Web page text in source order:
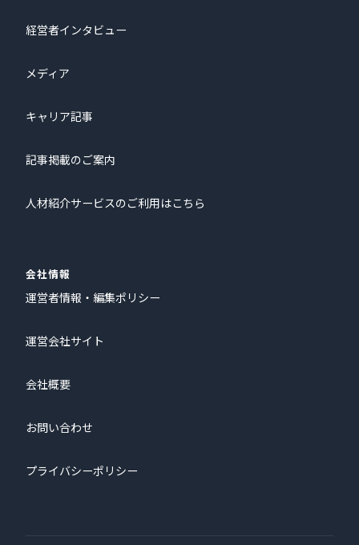
経営者インタビュー
メディア
キャリア記事
記事掲載のご案内
人材紹介サービスのご利用はこちら
会社情報
運営者情報・編集ポリシー
運営会社サイト
会社概要
お問い合わせ
プライバシーポリシー